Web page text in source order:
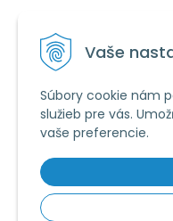
Vaše
Súbory cookie nám
služieb pre vás.
vaše preferencie.